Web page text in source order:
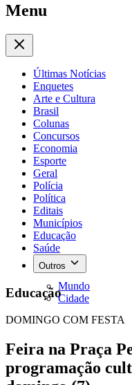
Menu
Últimas Notícias
Enquetes
Arte e Cultura
Brasil
Colunas
Concursos
Economia
Esporte
Geral
Polícia
Política
Editais
Municípios
Educação
Saúde
Outros
Mundo
Cidade
Educação
DOMINGO COM FESTA
Feira na Praça
programação